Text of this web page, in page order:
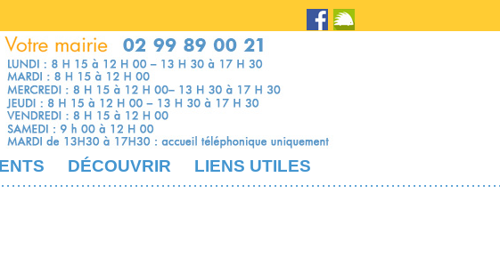
DÉCOUVRIR LIENS UTILES